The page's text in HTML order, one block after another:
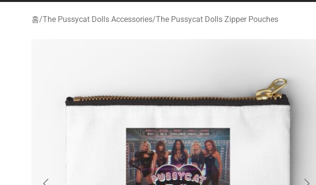
홈/The Pussycat Dolls Accessories/The Pussycat Dolls Zipper Pouches